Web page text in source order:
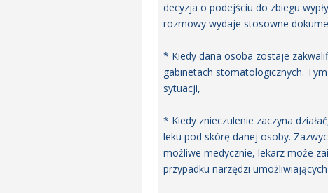
decyzja o podejściu do zbiegu
rozmowy wydaje stosowne
* Kiedy dana osoba zostaje
gabinetach stomatologicznych.
sytuacji,
* Kiedy znieczulenie zaczyna
leku pod skórę danej osoby.
możliwe medycznie, lekarz może
przypadku narzędzi